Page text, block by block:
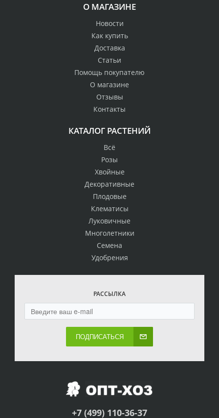
О МАГАЗИНЕ
Новости
Как купить
Доставка
Статьи
Помощь покупателю
О магазине
Отзывы
Контакты
КАТАЛОГ РАСТЕНИЙ
Всё
Розы
Хвойные
Декоративные
Плодовые
Клематисы
Луковичные
Многолетники
Семена
Удобрения
РАССЫЛКА
ПОДПИСАТЬСЯ
+7 (499) 110-36-37